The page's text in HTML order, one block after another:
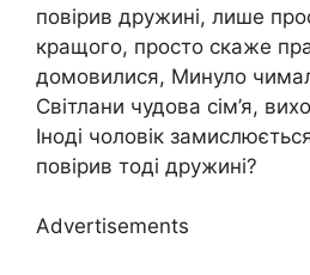
повірив дружині, лише
кращого, просто скаже
домовилися, Минуло
Світлани чудова сім’я,
Іноді чоловік
повірив тоді дружині?
Advertisements